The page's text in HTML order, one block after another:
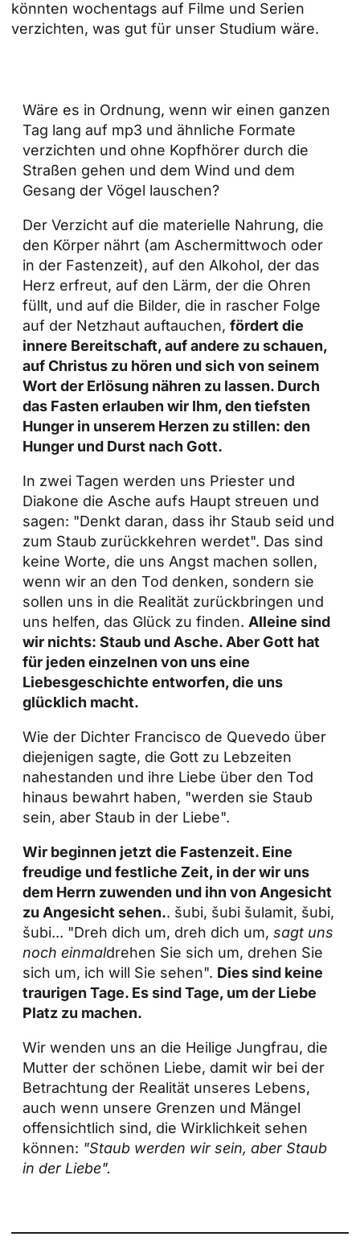
könnten wochentags auf Filme und Serien
verzichten, was gut für unser Studium wäre.
Wäre es in Ordnung, wenn wir einen ganzen
Tag lang auf mp3 und ähnliche Formate
verzichten und ohne Kopfhörer durch die
Straßen gehen und dem Wind und dem
Gesang der Vögel lauschen?
Der Verzicht auf die materielle Nahrung, die
den Körper nährt (am Aschermittwoch oder
in der Fastenzeit), auf den Alkohol, der das
Herz erfreut, auf den Lärm, der die Ohren
füllt, und auf die Bilder, die in rascher Folge
auf der Netzhaut auftauchen, fördert die
innere Bereitschaft, auf andere zu schauen,
auf Christus zu hören und sich von seinem
Wort der Erlösung nähren zu lassen. Durch
das Fasten erlauben wir Ihm, den tiefsten
Hunger in unserem Herzen zu stillen: den
Hunger und Durst nach Gott.
In zwei Tagen werden uns Priester und
Diakone die Asche aufs Haupt streuen und
sagen: "Denkt daran, dass ihr Staub seid und
zum Staub zurückkehren werdet". Das sind
keine Worte, die uns Angst machen sollen,
wenn wir an den Tod denken, sondern sie
sollen uns in die Realität zurückbringen und
uns helfen, das Glück zu finden. Alleine sind
wir nichts: Staub und Asche. Aber Gott hat
für jeden einzelnen von uns eine
Liebesgeschichte entworfen, die uns
glücklich macht.
Wie der Dichter Francisco de Quevedo über
diejenigen sagte, die Gott zu Lebzeiten
nahestanden und ihre Liebe über den Tod
hinaus bewahrt haben, "werden sie Staub
sein, aber Staub in der Liebe".
Wir beginnen jetzt die Fastenzeit. Eine
freudige und festliche Zeit, in der wir uns
dem Herrn zuwenden und ihn von Angesicht
zu Angesicht sehen.. šubi, šubi šulamit, šubi,
šubi... "Dreh dich um, dreh dich um, sagt uns
noch einmaldrehen Sie sich um, drehen Sie
sich um, ich will Sie sehen". Dies sind keine
traurigen Tage. Es sind Tage, um der Liebe
Platz zu machen.
Wir wenden uns an die Heilige Jungfrau, die
Mutter der schönen Liebe, damit wir bei der
Betrachtung der Realität unseres Lebens,
auch wenn unsere Grenzen und Mängel
offensichtlich sind, die Wirklichkeit sehen
können: "Staub werden wir sein, aber Staub
in der Liebe".